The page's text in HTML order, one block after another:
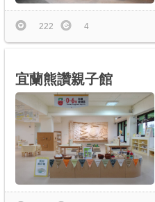
222 4
宜蘭熊讚親子館